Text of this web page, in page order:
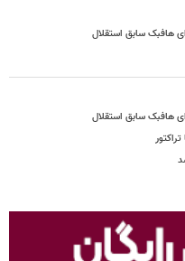
هافبک سابق استقلال
هافبک سابق استقلال